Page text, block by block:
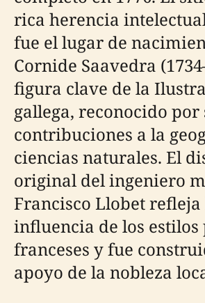
rica herencia
fue el lugar de
Cornide Saavedra
figura clave de la
gallega, reconocido por
contribuciones a la
ciencias naturales. El
original del ingeniero
Francisco Llobet refleja
influencia de los estilos
franceses y fue
apoyo de la nobleza